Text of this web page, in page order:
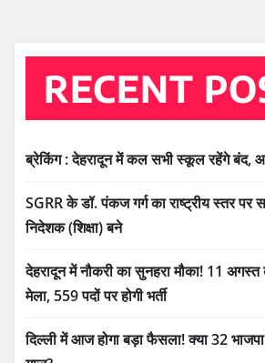
RECENT
ब्रेकिंग : देहरादून में कल सभी स्कूल रहेंगे बंद,
SGRR के डॉ. पंकज गर्ग का राष्ट्रीय स्तर पर
निदेशक (शिक्षा) बने
देहरादून में नौकरी का सुनहरा मौका! 11 अगस्त
मेला, 559 पदों पर होगी भर्ती
दिल्ली में आज होगा बड़ा फैसला! क्या 32 भाजपा